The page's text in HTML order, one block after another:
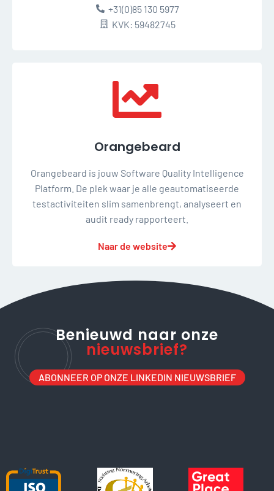
+31(0)85 130 5977
KVK: 59482745
Orangebeard
Orangebeard is jouw Software Quality Intelligence
Platform. De plek waar je alle geautomatiseerde
testactiviteiten slim samenbrengt, analyseert en
audit ready rapporteert.
Naar de website
Benieuwd naar onze
nieuwsbrief?
ABONNEER OP ONZE LINKEDIN NIEUWSBRIEF